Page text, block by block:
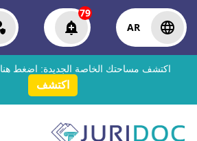
AR
79
اكتشف مساحتك الخاصة الجديدة: اضغط هنا
اكتشف